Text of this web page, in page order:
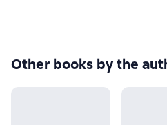
Other books by the